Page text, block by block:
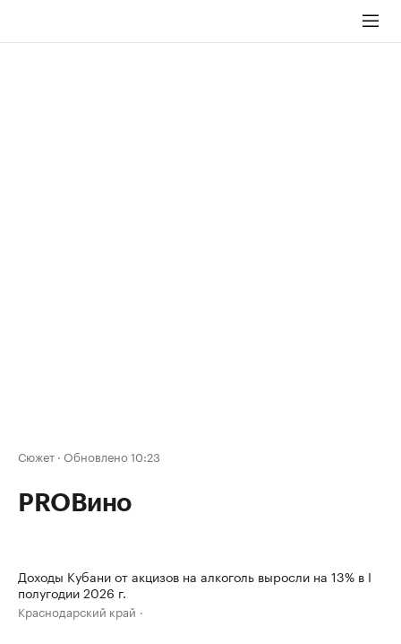
Сюжет · Обновлено 10:23
PROВино
Доходы Кубани от акцизов на алкоголь выросли на 13% в I
полугодии 2026 г.
Краснодарский край